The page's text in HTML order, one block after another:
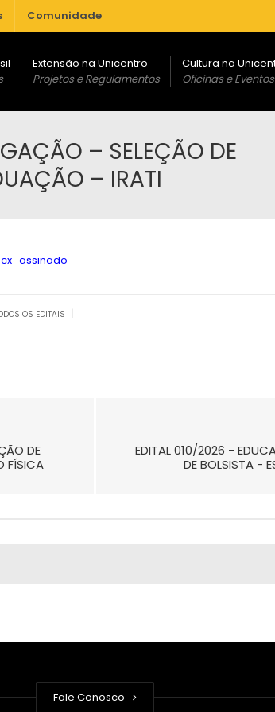
Comunidade
Extensão na Unicentro
Projetos e Regulamentos
Cultura na
Oficinas e Eventos
– SELEÇÃO DE
– IRATI
OS EDITAIS
DE
FÍSICA
EDITAL 010/2026 -
DE BOLSISTA -
Fale Conosco